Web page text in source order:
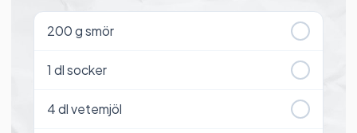
200g smör
1 dl socker
4dl vetemjöl